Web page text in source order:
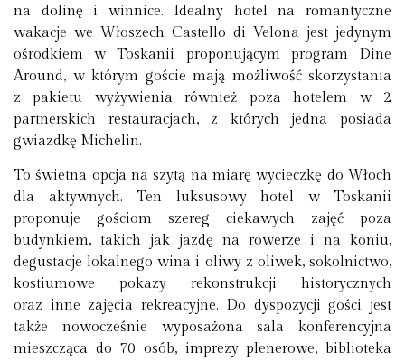
na dolinę i winnice. Idealny hotel na romantyczne
wakacje we Włoszech Castello di Velona jest jedynym
ośrodkiem w Toskanii proponującym program Dine
Around, w którym goście mają możliwość skorzystania
z pakietu wyżywienia również poza hotelem w 2
partnerskich restauracjach, z których jedna posiada
gwiazdkę Michelin.
To świetna opcja na szytą na miarę wycieczkę do Włoch
dla aktywnych. Ten luksusowy hotel w Toskanii
proponuje gościom szereg ciekawych zajęć poza
budynkiem, takich jak jazdę na rowerze i na koniu,
degustacje lokalnego wina i oliwy z oliwek, sokolnictwo,
kostiumowe pokazy rekonstrukcji historycznych
oraz inne zajęcia rekreacyjne. Do dyspozycji gości jest
także nowocześnie wyposażona sala konferencyjna
mieszcząca do 70 osób, imprezy plenerowe, biblioteka